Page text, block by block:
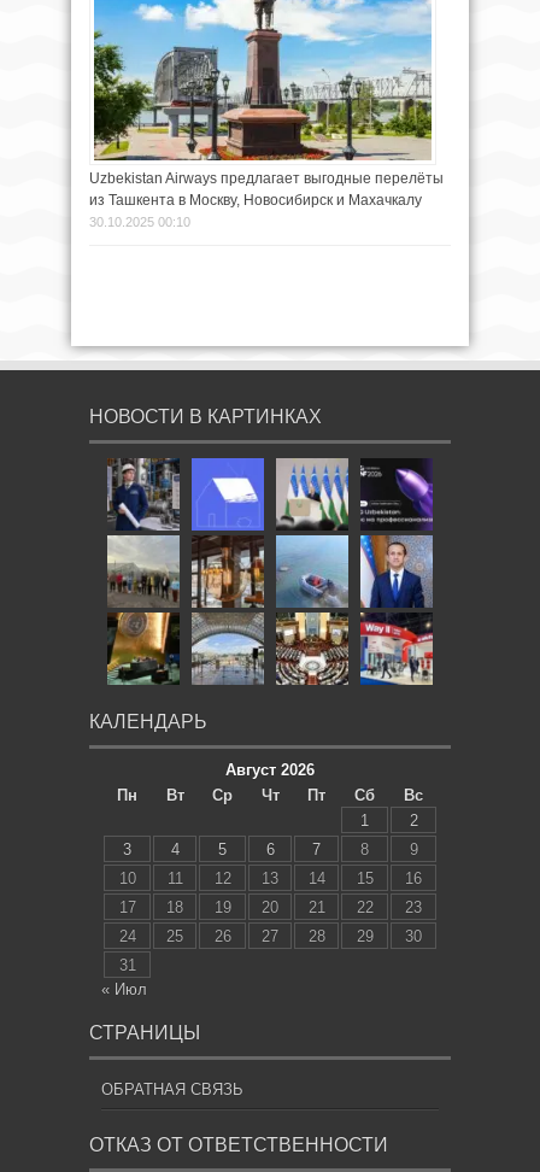
Uzbekistan Airways предлагает выгодные перелёты
из Ташкента в Москву, Новосибирск и Махачкалу
30.10.2025 00:10
НОВОСТИ В КАРТИНКАХ
КАЛЕНДАРЬ
Август 2026
Пн
Вт Ср Чт Пт Сб
Вс
1
2
3
4 5 6 7 8
9
10
11 12 13 14 15
16
17
18 19 20 21 22
23
24
25 26 27 28 29
30
31
« Июл
СТРАНИЦЫ
ОБРАТНАЯ СВЯЗЬ
ОТКАЗ ОТ ОТВЕТСТВЕННОСТИ